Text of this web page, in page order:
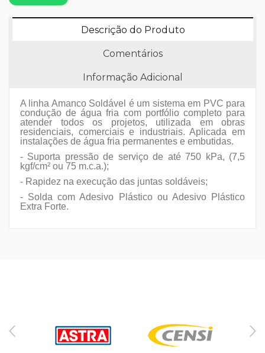
Descrição do Produto
Comentários
Informação Adicional
A linha Amanco Soldável é um sistema em PVC para
condução de água fria com portfólio completo para
atender todos os projetos, utilizada em obras
residenciais, comerciais e industriais. Aplicada em
instalações de água fria permanentes e embutidas.
- Suporta pressão de serviço de até 750 kPa, (7,5
kgf/cm² ou 75 m.c.a.);
- Rapidez na execução das juntas soldáveis;
- Solda com Adesivo Plástico ou Adesivo Plástico
Extra Forte.